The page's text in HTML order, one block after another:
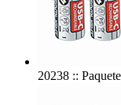
20238 ::